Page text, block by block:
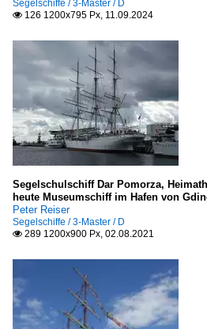
Segelschiffe / 3-Master / D
 126 1200x795 Px, 11.09.2024
Segelschulschiff Dar Pomorza,
heute Museumschiff im Hafen von
Peter Reiser
Segelschiffe / 3-Master / D
 289 1200x900 Px, 02.08.2021